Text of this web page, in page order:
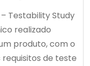
Testability Study
realizado
produto, com o
de teste